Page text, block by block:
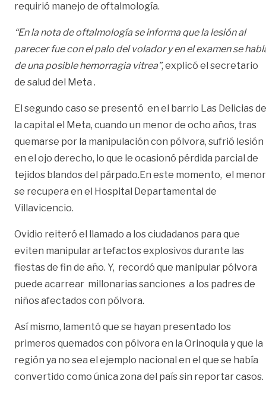
requirió manejo de oftalmología.
“En la nota de oftalmología se informa que la lesión al
parecer fue con el palo del volador y en el examen se
de una posible hemorragia vitrea”, explicó el secretario
de salud del Meta .
El segundo caso se presentó en el barrio Las Delicias de
la capital el Meta, cuando un menor de ocho años, tras
quemarse por la manipulación con pólvora, sufrió lesión
en el ojo derecho, lo que le ocasionó pérdida parcial de
tejidos blandos del párpado.En este momento, el menor
se recupera en el Hospital Departamental de
Villavicencio.
Ovidio reiteró el llamado a los ciudadanos para que
eviten manipular artefactos explosivos durante las
fiestas de fin de año. Y, recordó que manipular pólvora
puede acarrear millonarias sanciones a los padres de
niños afectados con pólvora.
Así mismo, lamentó que se hayan presentado los
primeros quemados con pólvora en la Orinoquia y que la
región ya no sea el ejemplo nacional en el que se había
convertido como única zona del país sin reportar casos.